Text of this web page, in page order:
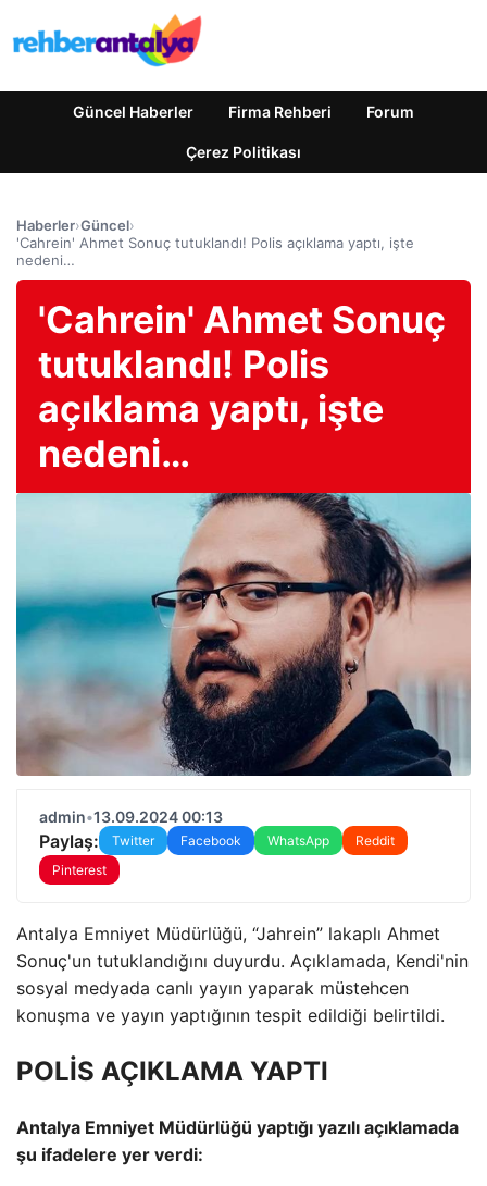
Güncel Haberler Firma Rehberi Forum
Çerez Politikası
Haberler›Güncel›
'Cahrein' Ahmet Sonuç tutuklandı! Polis açıklama yaptı, işte
nedeni…
'Cahrein' Ahmet Sonuç
tutuklandı! Polis
açıklama yaptı, işte
nedeni…
admin•13.09.2024 00:13
Paylaş: Twitter Facebook WhatsApp
Reddit
Pinterest
Antalya Emniyet Müdürlüğü, “Jahrein” lakaplı Ahmet
Sonuç'un tutuklandığını duyurdu. Açıklamada, Kendi'nin
sosyal medyada canlı yayın yaparak müstehcen
konuşma ve yayın yaptığının tespit edildiği belirtildi.
POLİS AÇIKLAMA YAPTI
Antalya Emniyet Müdürlüğü yaptığı yazılı açıklamada
şu ifadelere yer verdi: